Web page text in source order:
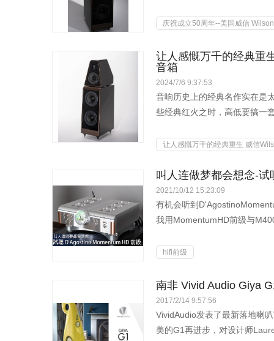
庆祝成立50周年--美国威信
让人感慨万千的经典重
音箱
2024/7/6 9:37:53
音响历史上的经典名作实在是
些经典红火之时，高低要搞一
让人感慨万千的经典重生 威信
叫人连做梦都会想念-
2021/10/12 15:23:09
有机会听到
我用MomentumHD前级与
hifi前级
南非 Vivid Audio Giya
2017/2/14 9:57:56
VividAudio发表了最新落地喇
美的G1再进步，对设计师